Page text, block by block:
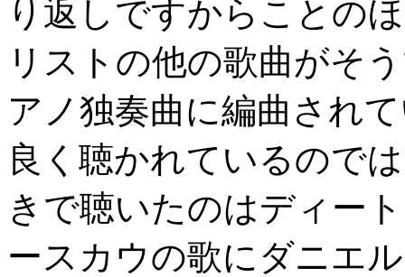
り返しですからことの
リストの他の歌曲がそ
アノ独奏曲に編曲され
良く聴かれているので
きで聴いたのはディー
ースカウの歌にダニエ